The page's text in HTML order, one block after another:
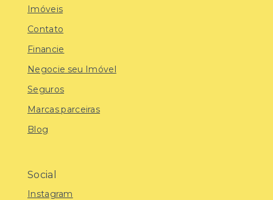
Imóveis
Contato
Financie
Negocie seu Imóvel
Seguros
Marcas parceiras
Blog
Social
Instagram